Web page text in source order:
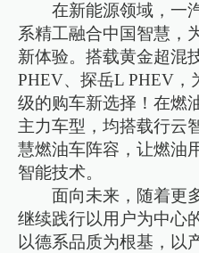
在新能源领域，一
系精工融合中国智慧，
新体验。搭载黄金超混
PHEV、探岳L PHEV，
级的购车新选择！在燃
主力车型，均搭载行云
慧燃油车阵容，让燃油
智能技术。
面向未来，随着更
继续践行以用户为中心
以德系品质为根基，以